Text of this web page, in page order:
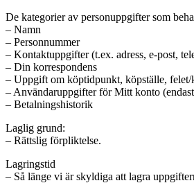
De kategorier av personuppgifter som
– Namn
– Personnummer
– Kontaktuppgifter (t.ex. adress, e-post,
– Din korrespondens
– Uppgift om köptidpunkt, köpställe, felet/
– Användaruppgifter för Mitt konto
– Betalningshistorik
Laglig grund:
– Rättslig förpliktelse.
Lagringstid
– Så länge vi är skyldiga att lagra